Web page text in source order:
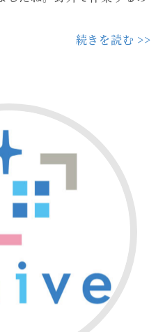
続きを読む >>